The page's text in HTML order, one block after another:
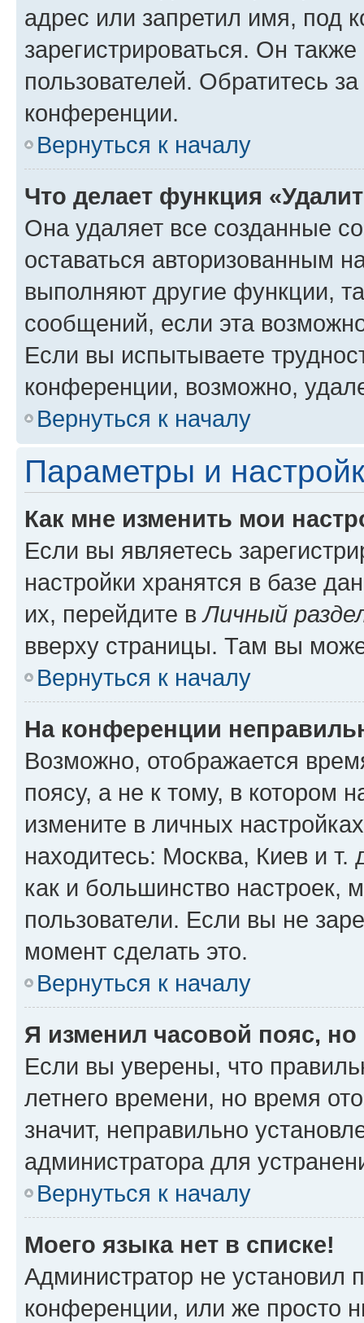
адрес или запретил имя, под
зарегистрироваться. Он
пользователей. Обратитесь
конференции.
Вернуться к началу
Что делает функция
Она удаляет все созданные
оставаться авторизованным
выполняют другие функции,
сообщений, если эта
Если вы испытываете
конференции, возможно,
Вернуться к началу
Параметры и
Как мне изменить мои
Если вы являетесь
настройки хранятся в базе
их, перейдите вЛичный
вверху страницы. Там вы
Вернуться к началу
На конференции
Возможно, отображается
поясу, а не к тому, в котором
измените в личных
находитесь: Москва, Киев и т.
как и большинство настроек,
пользователи. Если вы не
момент сделать это.
Вернуться к началу
Я изменил часовой пояс,
Если вы уверены, что
летнего времени, но время
значит, неправильно
администратора для
Вернуться к началу
Моего языка нет в списке!
Администратор не установил
конференции, или же просто